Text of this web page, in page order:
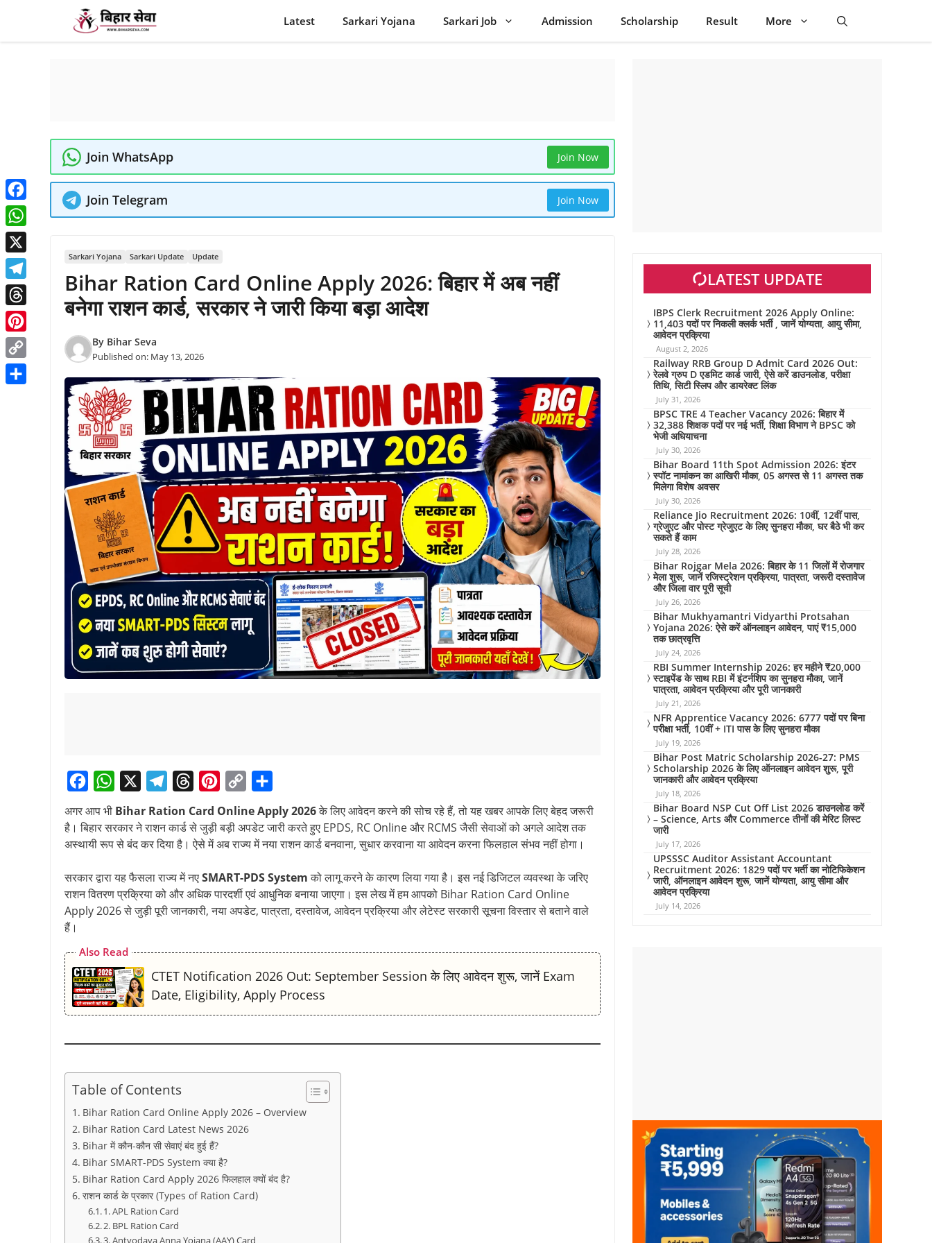
content
Latest Sarkari Yojana Sarkari Job Admission Scholarship Result More
Join WhatsApp Join Now
Join Telegram Join Now
Sarkari Yojana Sarkari Update Update
Bihar Ration Card Online Apply 2026: बिहार में अब नहीं
बनेगा राशन कार्ड, सरकार ने जारी किया बड़ा आदेश
By Bihar Seva
Published on: May 13, 2026
a
c
b
o
o
h
a
s
A
p
e
l
g
r
h
r
a
d
i
n
e
r
o
p
L
i
h
a
e
अगर आप भी Bihar Ration Card Online Apply 2026के लिए आवेदन करने की सोच रहे हैं, तो यह खबर आपके लिए बेहद जरूरी
है। बिहार सरकार ने राशन कार्ड से जुड़ी बड़ी अपडेट जारी करते हुए EPDS, RC Online और RCMS जैसी सेवाओं को अगले आदेश तक
अस्थायी रूप से बंद कर दिया है। ऐसे में अब राज्य में नया राशन कार्ड बनवाना, सुधार करवाना या आवेदन करना फिलहाल संभव नहीं होगा।
सरकार द्वारा यह फैसला राज्य में नएSMART-PDS Systemको लागू करने के कारण लिया गया है। इस नई डिजिटल व्यवस्था के जरिए
राशन वितरण प्रक्रिया को और अधिक पारदर्शी एवं आधुनिक बनाया जाएगा। इस लेख में हम आपको Bihar Ration Card Online
Apply 2026 से जुड़ी पूरी जानकारी, नया अपडेट, पात्रता, दस्तावेज, आवेदन प्रक्रिया और लेटेस्ट सरकारी सूचना विस्तार से बताने वाले
हैं।
Also Read
CTET Notification 2026 Out: September Session के लिए आवेदन शुरू, जानें Exam
Date, Eligibility, Apply Process
Table of Contents
Bihar Ration Card Online Apply 2026 – Overview
Bihar Ration Card Latest News 2026
Bihar में कौन-कौन सी सेवाएं बंद हुई हैं?
Bihar SMART-PDS System क्या है?
Bihar Ration Card Apply 2026 फिलहाल क्यों बंद है?
राशन कार्ड के प्रकार (Types of Ration Card)
1. APL Ration Card
2. BPL Ration Card
3. Antyodaya Anna Yojana (AAY) Card
LATEST UPDATE
IBPS Clerk Recruitment 2026 Apply Online:
11,403 पदों पर निकली क्लर्क भर्ती , जानें योग्यता, आयु सीमा,
आवेदन प्रक्रिया
August 2, 2026
Railway RRB Group D Admit Card 2026 Out:
रेलवे ग्रुप D एडमिट कार्ड जारी, ऐसे करें डाउनलोड, परीक्षा
तिथि, सिटी स्लिप और डायरेक्ट लिंक
July 31, 2026
BPSC TRE 4 Teacher Vacancy 2026: बिहार में
32,388 शिक्षक पदों पर नई भर्ती, शिक्षा विभाग ने BPSC को
भेजी अधियाचना
July 30, 2026
Bihar Board 11th Spot Admission 2026: इंटर
स्पॉट नामांकन का आखिरी मौका, 05 अगस्त से 11 अगस्त तक
मिलेगा विशेष अवसर
July 30, 2026
Reliance Jio Recruitment 2026: 10वीं, 12वीं पास,
ग्रेजुएट और पोस्ट ग्रेजुएट के लिए सुनहरा मौका, घर बैठे भी कर
सकते हैं काम
July 28, 2026
Bihar Rojgar Mela 2026: बिहार के 11 जिलों में रोजगार
मेला शुरू, जानें रजिस्ट्रेशन प्रक्रिया, पात्रता, जरूरी दस्तावेज
और जिला वार पूरी सूची
July 26, 2026
Bihar Mukhyamantri Vidyarthi Protsahan
Yojana 2026: ऐसे करें ऑनलाइन आवेदन, पाएं ₹15,000
तक छात्रवृत्ति
July 24, 2026
RBI Summer Internship 2026: हर महीने ₹20,000
स्टाइपेंड के साथ RBI में इंटर्नशिप का सुनहरा मौका, जानें
पात्रता, आवेदन प्रक्रिया और पूरी जानकारी
July 21, 2026
NFR Apprentice Vacancy 2026: 6777 पदों पर बिना
परीक्षा भर्ती, 10वीं + ITI पास के लिए सुनहरा मौका
July 19, 2026
Bihar Post Matric Scholarship 2026-27: PMS
Scholarship 2026 के लिए ऑनलाइन आवेदन शुरू, पूरी
जानकारी और आवेदन प्रक्रिया
July 18, 2026
Bihar Board NSP Cut Off List 2026 डाउनलोड करें
– Science, Arts और Commerce तीनों की मेरिट लिस्ट
जारी
July 17, 2026
UPSSSC Auditor Assistant Accountant
Recruitment 2026: 1829 पदों पर भर्ती का नोटिफिकेशन
जारी, ऑनलाइन आवेदन शुरू, जानें योग्यता, आयु सीमा और
आवेदन प्रक्रिया
July 14, 2026
Facebook
WhatsApp
X
Telegram
Threads
Pinterest
Copy
Link